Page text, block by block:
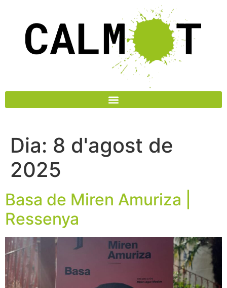
Dia: 8 d'agost de
2025
Basa de Miren Amuriza |
Ressenya